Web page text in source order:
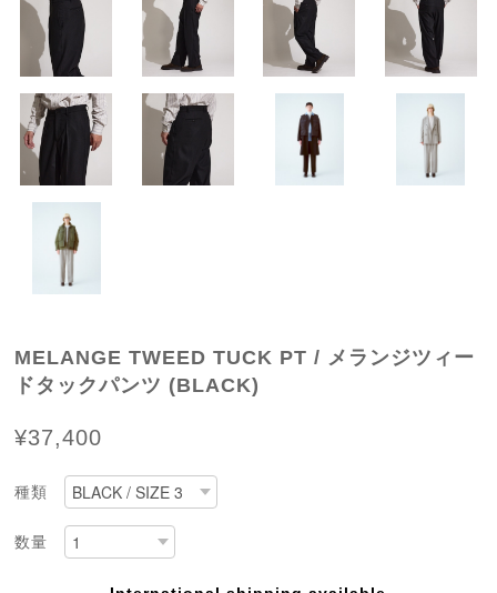
MELANGE TWEED TUCK PT / メランジツィー
ドタックパンツ (BLACK)
¥37,400
種類
数量